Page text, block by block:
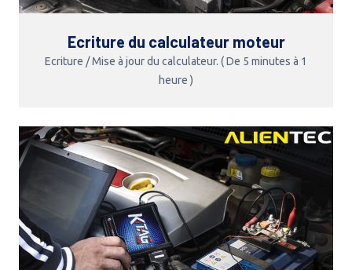
Ecriture du calculateur moteur
Ecriture / Mise à jour du calculateur. ( De 5 minutes à 1
heure )